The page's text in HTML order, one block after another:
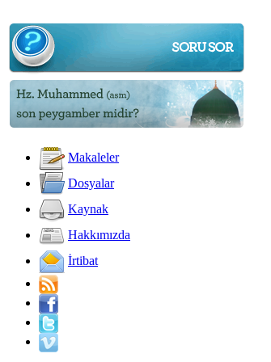
Makaleler
Dosyalar
Kaynak
Hakkımızda
İrtibat